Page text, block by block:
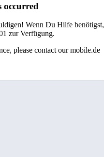
occurred
Wenn Du Hilfe benötigst,
zur Verfügung.
please contact our mobile.de